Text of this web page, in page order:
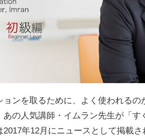
ンを取るために、よく使われるの
の人気講師・イムラン先生が「す
年12月にニュースとして掲載さ